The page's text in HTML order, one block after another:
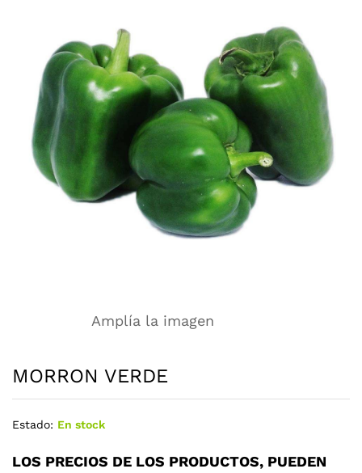
Amplía la imagen
MORRON VERDE
Estado: En stock
LOS PRECIOS DE LOS PRODUCTOS, PUEDEN